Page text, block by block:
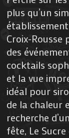
plus qu’un
Croix-Rousse
des
cocktails
et la vue
idéal pour
de la chaleur
recherche
fête, Le Sucre